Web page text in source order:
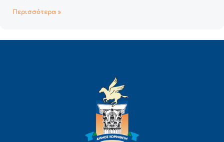
Περισσότερα »